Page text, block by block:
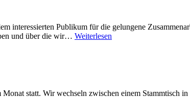
interessierten Publikum für die gelungene
und über die wir… Weiterlesen
statt. Wir wechseln zwischen einem Stammtisch